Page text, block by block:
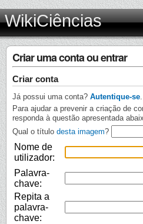
WikiCiências
Criar uma conta ou entrar
Criar conta
Já possui uma conta? Autentique-se
Para ajudar a prevenir a criação de
responda à questão apresentada
Qual o título desta imagem?
Nome de
utilizador:
Palavra-
chave:
Repita a
palavra-
chave: